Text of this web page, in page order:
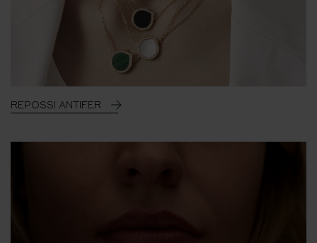
REPOSSI ANTIFER